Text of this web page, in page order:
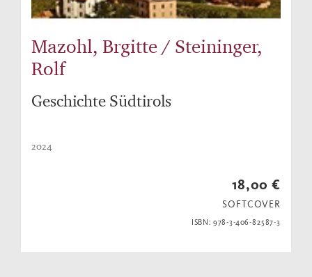
Mazohl, Brgitte / Steininger,
Rolf
Geschichte Südtirols
2024
18,00 €
SOFTCOVER
ISBN: 978-3-406-82587-3